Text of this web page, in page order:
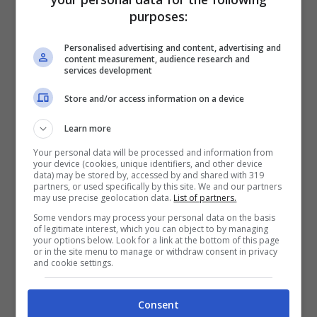
della porta del frigorifero per disperdere l’aria
Frigo, l’abitudine che può costarci cara – geekit.it
più la porta rimarrà aperta,
purposes:
Personalised advertising and content, advertising and
content measurement, audience research and
services development
Store and/or access information on a device
Learn more
Your personal data will be processed and information from
your device (cookies, unique identifiers, and other device
data) may be stored by, accessed by and shared with 319
partners, or used specifically by this site. We and our partners
may use precise geolocation data. List of partners.
Some vendors may process your personal data on the basis
of legitimate interest, which you can object to by managing
your options below. Look for a link at the bottom of this page
or in the site menu to manage or withdraw consent in privacy
and cookie settings.
Consent